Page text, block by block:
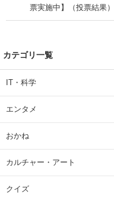
票実施中】（投票結果
カテゴリ一覧
IT・科学
エンタメ
おかね
カルチャー・アート
クイズ